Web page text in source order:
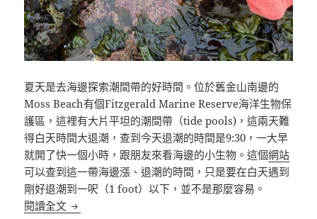
夏天是去海邊探索潮間帶的好時間。位於舊金山南邊的
Moss Beach有個Fitzgerald Marine Reserve海洋生物保
護區，這裡有大片平坦的潮間帶（tide pools)，這兩天難
得白天時間大退潮，查到今天退潮的時間是9:30，一大早
就開了快一個小時，跟朋友來看海邊的小生物。這個網站
可以查到這一帶海邊漲、退潮的時間，只是要在白天遇到
剛好退潮到一呎（1 foot）以下，並不是那麼容易。
閱讀全文 探索潮間帶的小生物